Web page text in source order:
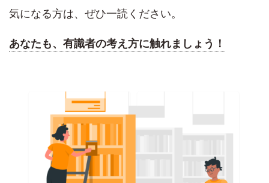
気になる方は、ぜひ一読ください。
あなたも、有識者の考え方に触れましょう！